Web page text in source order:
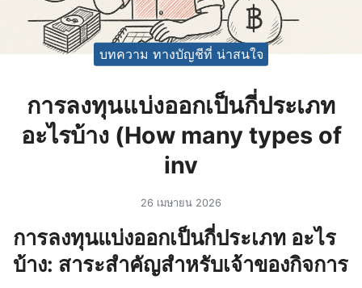
บทความ ทางบัญชีที่ น่าสนใจ
การลงทุนแบ่งออกเป็นกี่ประเภท
อะไรบ้าง (How many types of
inv
26 เมษายน 2026
การลงทุนแบ่งออกเป็นกี่ประเภท อะไร
บ้าง: สาระสำคัญสำหรับเจ้าของกิจการ